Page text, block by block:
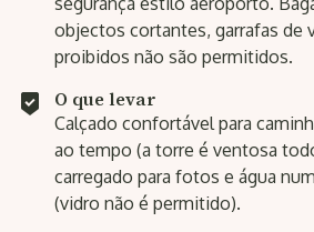
objectos cortantes, garrafas de
proibidos não são permitidos.
O que levar
Calçado confortável para
ao tempo (a torre é ventosa
carregado para fotos e água
(vidro não é permitido).